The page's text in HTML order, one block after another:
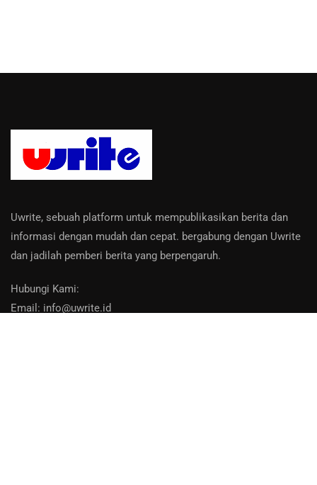
Uwrite, sebuah platform untuk mempublikasikan berita dan
informasi dengan mudah dan cepat. bergabung dengan Uwrite
dan jadilah pemberi berita yang berpengaruh.
Hubungi Kami:
Email: info@uwrite.id